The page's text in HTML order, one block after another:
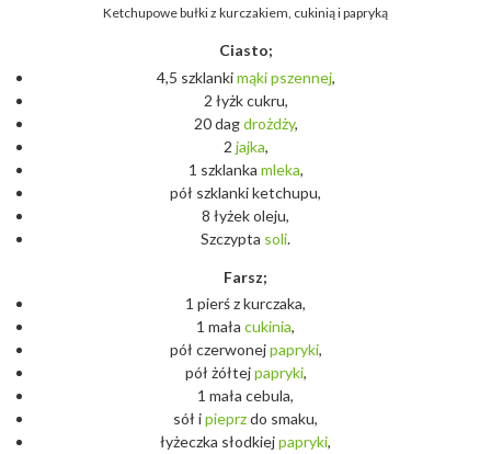
Ketchupowe bułki z kurczakiem, cukinią i papryką
Ciasto;
4,5 szklankimąki pszennej,
2 łyżk cukru,
20 dagdrożdży,
2 jajka,
1 szklanka mleka,
pół szklanki ketchupu,
8 łyżek oleju,
Szczypta soli.
Farsz;
1 pierś z kurczaka,
1 mała cukinia,
pół czerwonejpapryki,
pół żółtejpapryki,
1 mała cebula,
sół ipieprzdo smaku,
łyżeczka słodkiejpapryki,